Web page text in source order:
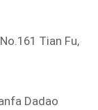
Tian Fu,
Dadao